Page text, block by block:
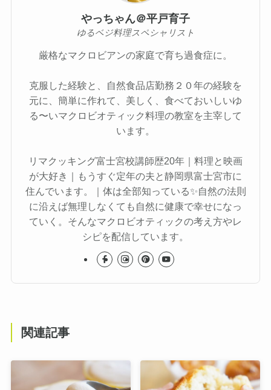
やっちゃん＠平戸育子
ゆるベジ料理スペシャリスト
厳格なマクロビアンの家庭で育ち過食症に。
克服した経験と、自然食品店勤務２０年の経験を
元に、簡単に作れて、美しく、食べておいしいゆ
る〜いマクロビオティック料理の教室を主宰して
います。
リマクッキング富士宮校講師歴20年｜料理と映画
が大好き｜もうすぐ定年の夫と静岡県富士宮市に
住んでいます。｜体は全部知っている✨自然の法則
に沿えば無理しなくても自然に健康で幸せになっ
ていく。そんなマクロビオティックの考え方やレ
シピを配信しています。
関連記事